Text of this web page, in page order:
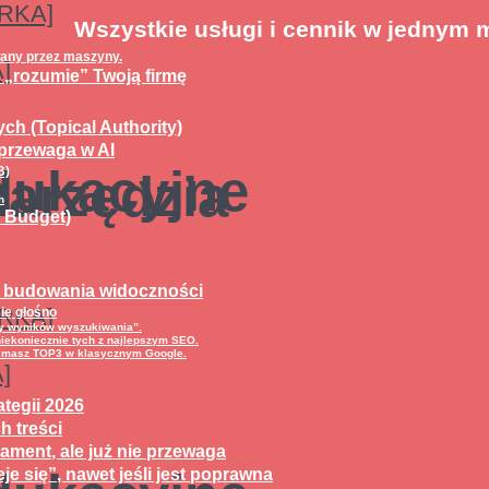
Wszystkie usługi i cennik w jednym
przez maszyny.
Twoją firmę
(Topical Authority)
w AI
Budget)
budowania widoczności
głośno
wyników wyszukiwania”.
tych z najlepszym SEO.
TOP3 w klasycznym Google.
2026
treści
ale już nie przewaga
się”, nawet jeśli jest poprawna